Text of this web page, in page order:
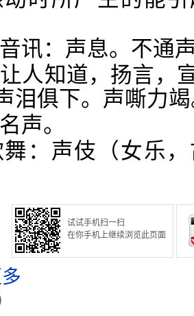
讯：声息。不通
人知道，扬言，
泪俱下。声嘶力
声。
：声伎（女乐
试试手机扫一扫
在你手机上继续浏览此页面